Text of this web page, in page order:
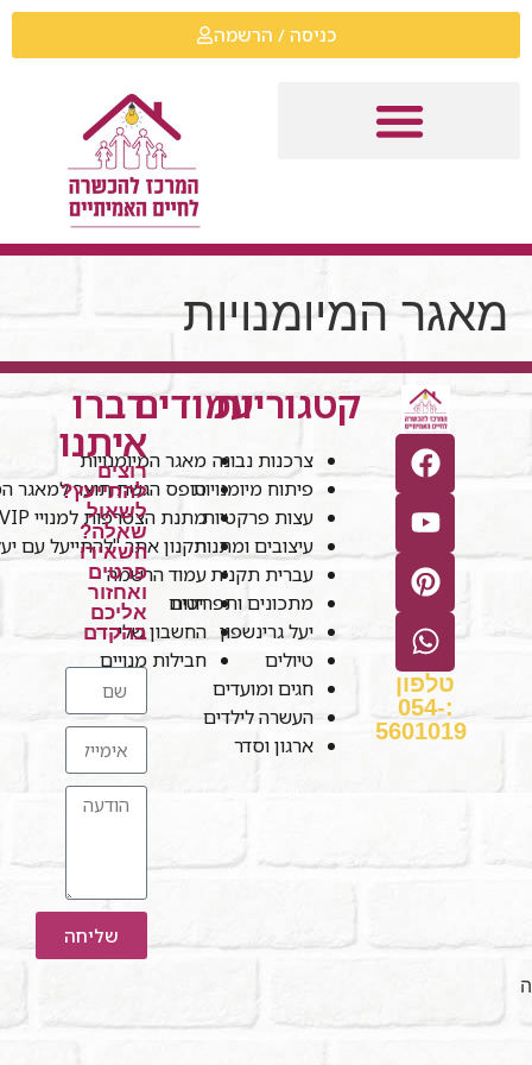
כניסה / הרשמה
מאגר המיומנויות
טלפון
:054-
5601019
קטגוריות
צרכנות נבונה
פיתוח מיומנויות
עצות פרקטיות
עיצובים ומתנות
עברית תקנית
מתכונים ותפריטים
יעל גרינשפון
טיולים
חגים ומועדים
העשרה לילדים
ארגון וסדר
עמודים
מאגר המיומנויות
טופס הגשת תוצר למאגר
מתנת הצטרפות למנויי VIP
תקנון אתר "להתייעל עם
עמוד הרשמה
חנות
החשבון שלי
חבילות מנויים
דברו
איתנו
רוצים
להתייעץ?
לשאול
שאלה?
השאירו
פרטים
ואחזור
אליכם
בהקדם
שליחה
ה